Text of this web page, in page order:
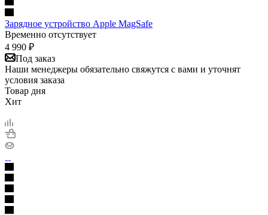
Зарядное устройство Apple MagSafe
Временно отсутствует
4 990 ₽
Под заказ
Наши менеджеры обязательно свяжутся с вами и уточнят
условия заказа
Товар дня
Хит